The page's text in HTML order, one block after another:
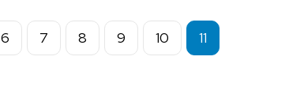
6 7 8 9 10 11